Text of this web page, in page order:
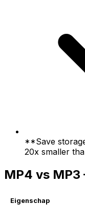
**Save
20x smaller
MP4 vs
Eigenschap